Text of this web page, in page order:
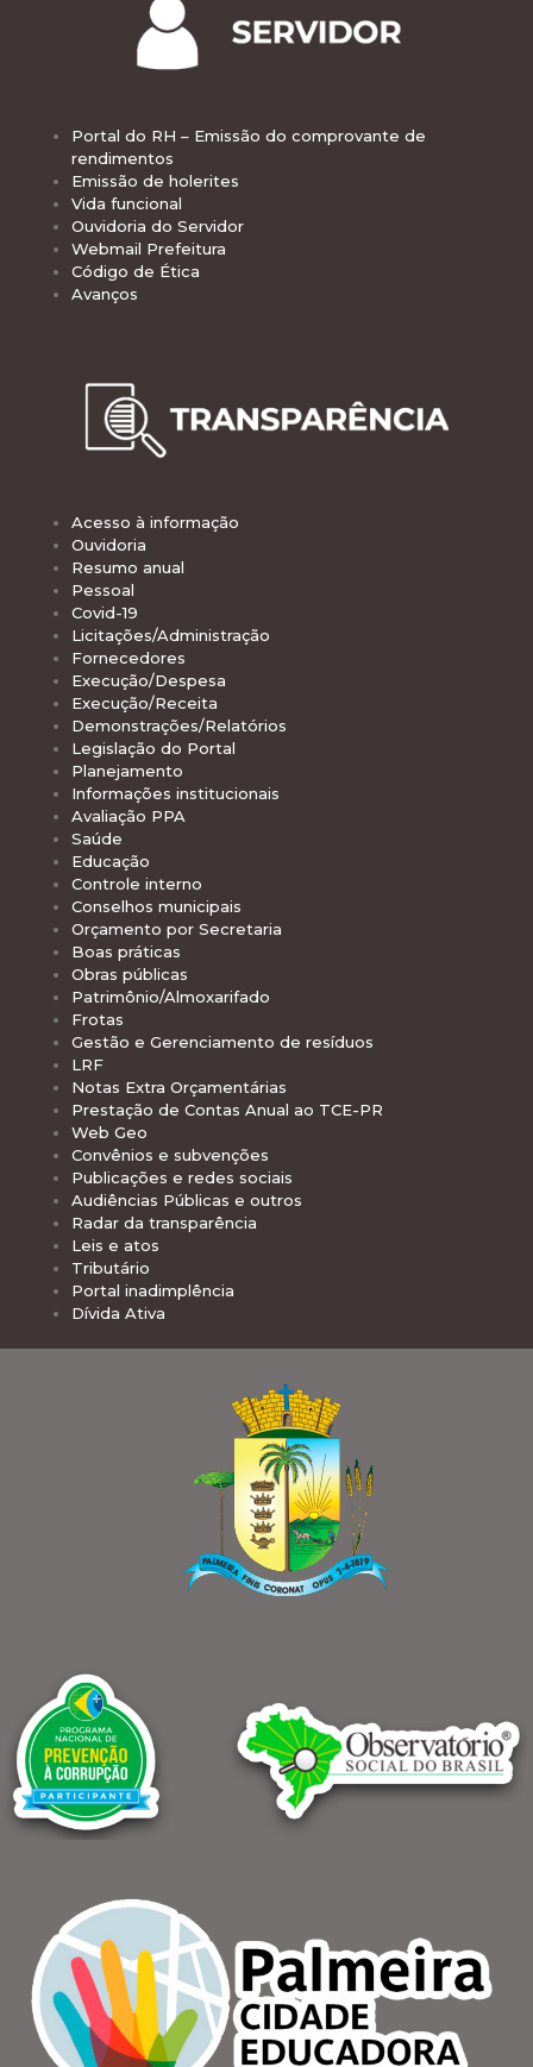
Portal do RH – Emissão do comprovante de
rendimentos
Emissão de holerites
Vida funcional
Ouvidoria do Servidor
Webmail Prefeitura
Código de Ética
Avanços
Acesso à informação
Ouvidoria
Resumo anual
Pessoal
Covid-19
Licitações/Administração
Fornecedores
Execução/Despesa
Execução/Receita
Demonstrações/Relatórios
Legislação do Portal
Planejamento
Informações institucionais
Avaliação PPA
Saúde
Educação
Controle interno
Conselhos municipais
Orçamento por Secretaria
Boas práticas
Obras públicas
Patrimônio/Almoxarifado
Frotas
Gestão e Gerenciamento de resíduos
LRF
Notas Extra Orçamentárias
Prestação de Contas Anual ao TCE-PR
Web Geo
Convênios e subvenções
Publicações e redes sociais
Audiências Públicas e outros
Radar da transparência
Leis e atos
Tributário
Portal inadimplência
Dívida Ativa